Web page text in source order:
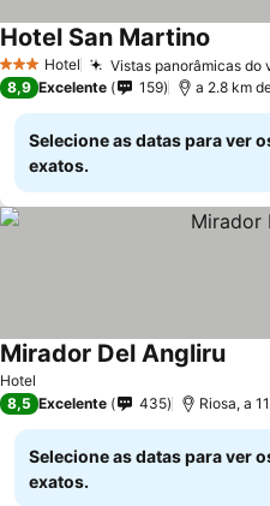
3 EstrelasHotel Vistas panorâmicas do
Hotel San Martino
8,9 Excelente 159 a 2.8 km
Selecione as datas para ver
exatos.
Hotel
Mirador Del AngliruVer
8,5 Excelente 435 Riosa, a
Selecione as datas para ver
exatos.